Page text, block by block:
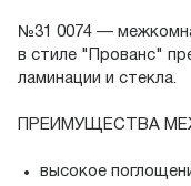
№31 0074 —
в стиле "Прованс"
ламинации и стекла.
ПРЕИМУЩЕСТВА
высокое